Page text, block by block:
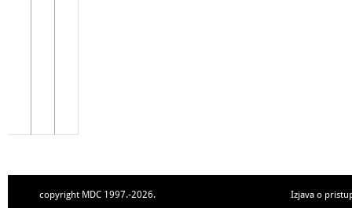
copyright MDC 1997.-2026. Izjava o